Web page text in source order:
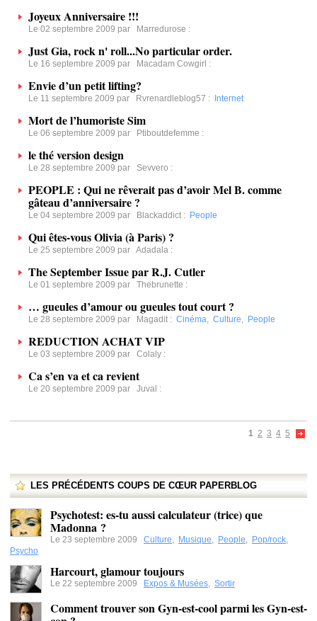
Joyeux Anniversaire !!!
Le 02 septembre 2009 par Marredurose :
Just Gia, rock n' roll...No particular order.
Le 16 septembre 2009 par Macadam Cowgirl :
Envie d’un petit lifting?
Le 11 septembre 2009 par Rvrenardleblog57 : Internet
Mort de l’humoriste Sim
Le 06 septembre 2009 par Ptiboutdefemme :
le thé version design
Le 28 septembre 2009 par Sevvero :
PEOPLE : Qui ne rêverait pas d’avoir Mel B. comme
gâteau d’anniversaire ?
Le 04 septembre 2009 par Blackaddict : People
Qui êtes-vous Olivia (à Paris) ?
Le 25 septembre 2009 par Adadala :
The September Issue par R.J. Cutler
Le 01 septembre 2009 par Thebrunette :
… gueules d’amour ou gueules tout court ?
Le 28 septembre 2009 par Magadit : Cinéma, Culture, People
REDUCTION ACHAT VIP
Le 03 septembre 2009 par Colaly :
Ca s’en va et ca revient
Le 20 septembre 2009 par Juval :
1 2 3 4 5
LES PRÉCÉDENTS COUPS DE CŒUR PAPERBLOG
Psychotest: es-tu aussi calculateur (trice) que
Madonna ?
Le 23 septembre 2009 Culture, Musique, People, Pop/rock,
Psycho
Harcourt, glamour toujours
Le 22 septembre 2009 Expos & Musées, Sortir
Comment trouver son Gyn-est-cool parmi les Gyn-est-